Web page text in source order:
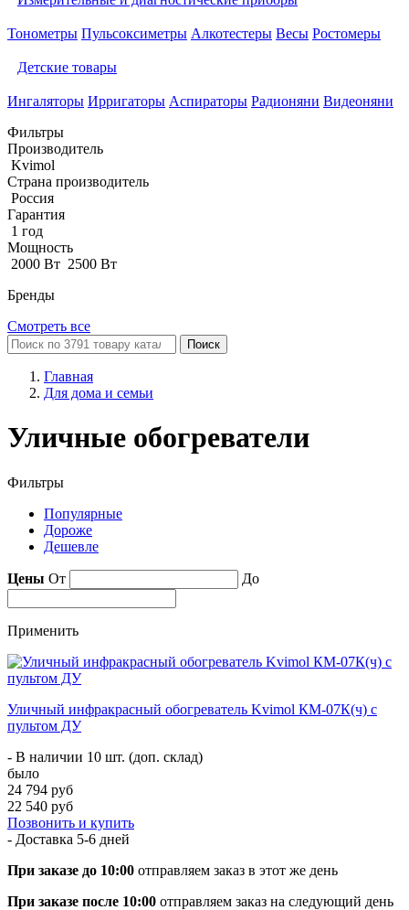
Тонометры Пульсоксиметры Алкотестеры Весы Ростомеры
Детские товары
Ингаляторы Ирригаторы Аспираторы Радионяни Видеоняни
Фильтры
Производитель
Kvimol
Страна производитель
Россия
Гарантия
1 год
Мощность
2000 Вт 2500 Вт
Бренды
Смотреть все
Поиск
Главная
Для дома и семьи
Уличные обогреватели
Фильтры
Популярные
Дороже
Дешевле
Цены От До
Применить
Уличный инфракрасный обогреватель Kvimol КМ-07К(ч) с
пультом ДУ
- В наличии 10 шт. (доп. склад)
было
24 794 руб
22 540 руб
Позвонить и купить
- Доставка 5-6 дней
При заказе до 10:00 отправляем заказ в этот же день
При заказе после 10:00 отправляем заказ на следующий день